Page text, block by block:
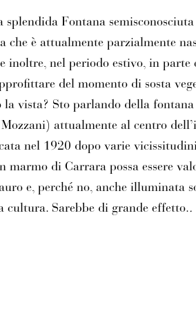
splendida Fontana
che è attualmente parzialmente
inoltre, nel periodo estivo, in parte
del momento di sosta
vista? Sto parlando della
attualmente al centro
nel 1920 dopo varie
marmo di Carrara possa essere
e, perché no, anche illuminata
Sarebbe di grande effetto..